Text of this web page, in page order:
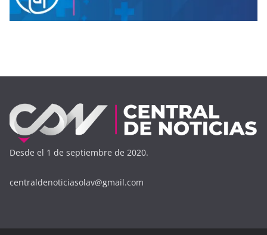
Desde el 1 de septiembre de 2020.
centraldenoticiasolav@gmail.com